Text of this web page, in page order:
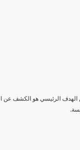
الرئيسي هو الكشف عن